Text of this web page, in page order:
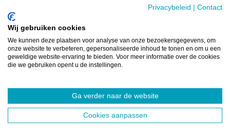
Privacybeleid | Contact
Wij gebruiken cookies
We kunnen deze plaatsen voor analyse van onze bezoekersgegevens, om
onze website te verbeteren, gepersonaliseerde inhoud te tonen en om u een
geweldige website-ervaring te bieden. Voor meer informatie over de cookies
die we gebruiken opent u de instellingen.
Ga verder naar de website
Cookies aanpassen
geen verre toekomstmuziek meer, maar een
noodzaak. “Bedrijven die vandaag al problemen
ervaren, zullen in de toekomst nog meer risico
lopen”, waarschuwt ze. Dat is ook de
belangrijkste boodschap die ze deelnemers aan
landbouwers beseffen dat er haalbare en
betaalbare oplossingen bestaan. Elke stap telt:
van het opvolgen van waterverbruik tot het
toepassen van innovatieve technieken. Wie